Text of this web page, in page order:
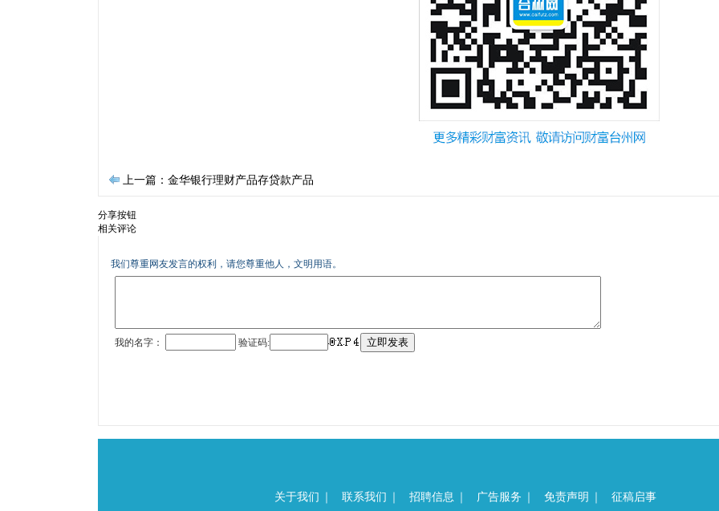
上一篇：金华银行理财产品存贷款产品
分享按钮
相关评论
关于我们 联系我们 招聘信息 广告服务 免责声明 征稿启事